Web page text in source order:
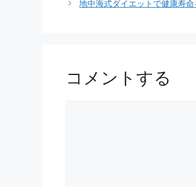
リ
地中海式ダイエットで健康寿
コメントする